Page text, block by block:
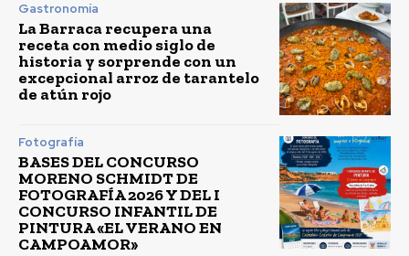
Gastronomía
La Barraca recupera una
receta con medio siglo de
historia y sorprende con un
excepcional arroz de tarantelo
de atún rojo
Fotografía
BASES DEL CONCURSO
MORENO SCHMIDT DE
FOTOGRAFÍA 2026 Y DEL I
CONCURSO INFANTIL DE
PINTURA «EL VERANO EN
CAMPOAMOR»